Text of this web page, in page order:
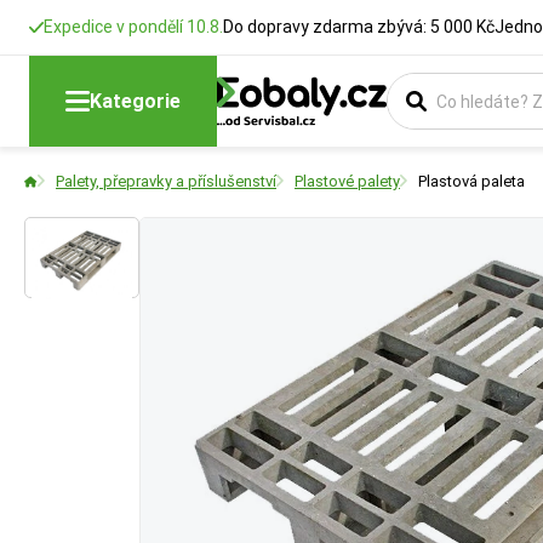
Expedice v pondělí 10.8. Do dopravy zdarma zbývá: 5 000 Kč
Kategorie
Palety, přepravky a příslušenství Plastové palety Plastová paleta
Rozměry
Udává vnější
Šířka
Udává šířku
Výška
Udává výšku
Zatížení
Maximální váha
válečkové dráze.
- Pozor:Tato